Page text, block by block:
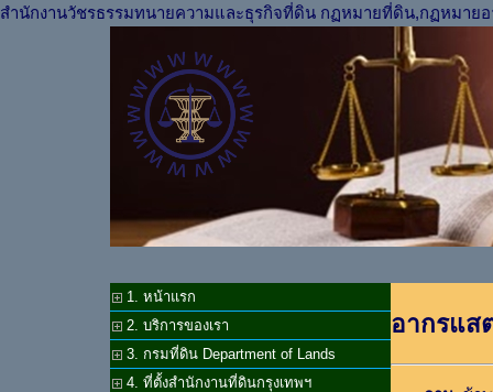
สำนักงานวัชรธรรมทนายความและธุรกิจที่ดิน กฏหมายที่ดิน,กฏหมาย
1. หน้าแรก
2. บริการของเรา
3. กรมที่ดิน Department of Lands
4. ที่ตั้งสำนักงานที่ดินกรุงเทพฯ
อากรแส